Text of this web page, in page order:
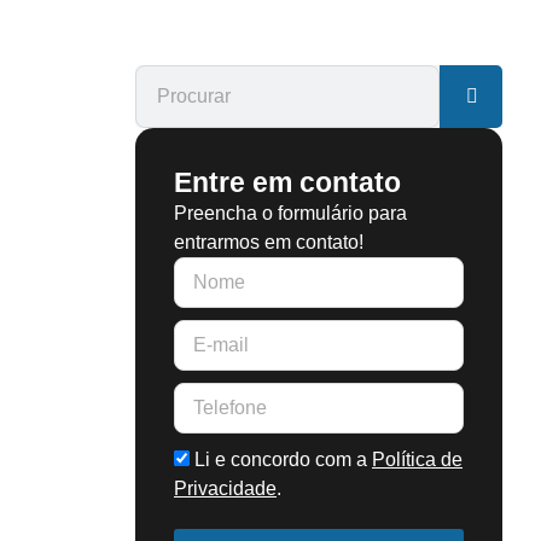
Entre em contato
Preencha o formulário para
entrarmos em contato!
Li e concordo com a Política de
Privacidade.